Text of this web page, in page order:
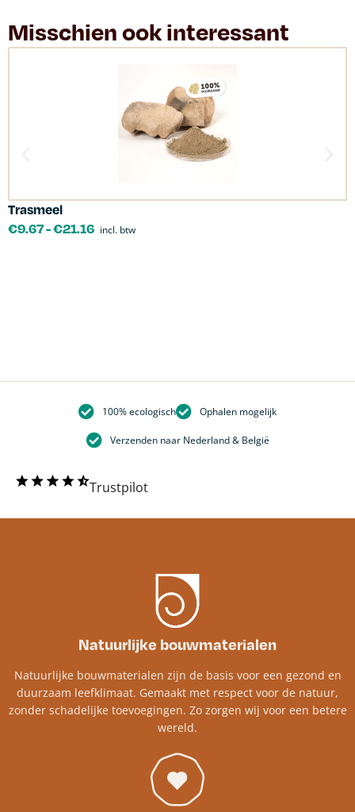
Misschien ook interessant
Trasmeel
€9.67-€21.16 incl. btw
100% ecologisch Ophalen mogelijk
Verzenden naar Nederland & België
Trustpilot
Natuurlijke bouwmaterialen
Natuurlijke bouwmaterialen zijn de basis voor een gezond en
duurzaam leefklimaat. Gemaakt met respect voor de natuur,
zonder schadelijke toevoegingen. Zo zorgen wij voor een betere
wereld.